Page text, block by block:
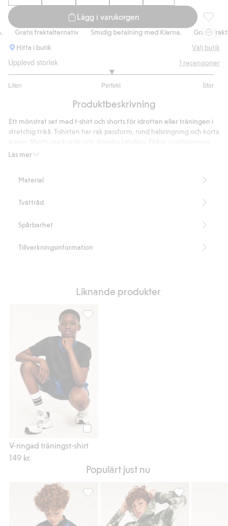
Lägg i varukorgen
Gratis fraktalternativ Smidig betalning med Klarna.
Gratis
Hitta i butik
Välj butik
Upplevd storlek
Liten Perfekt Stor
utav
1
betyg
1 recensioner
Produktbeskrivning
Läs mer
Ett mönstrat set med t-shirt och shorts för idrotten eller träningen i
stretchig trikå. T-shirten har rak passform, rund halsringning och korta
Tvådelat
Artikelnummer
Material
Tvättråd
Spårbarhet
Tillverkningsinformation
Liknande produkter
V-ringad träningst-shirt
149 kr.
Populärt just nu
Sporttröja med half zip, Lägg till i
Hoodie med